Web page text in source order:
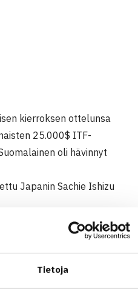
Tietoja
kierroksen ottelunsa
25.000$ ITF-
oli hävinnyt
Japanin Sachie Ishizu
ITF-turnauksen